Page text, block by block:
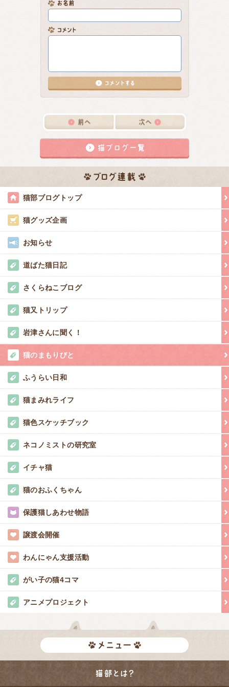
猫部ブログトップ
猫グッズ企画
お知らせ
道ばた猫日記
さくらねこブログ
猫又トリップ
岩津さんに聞く！
猫のまもりびと
ふうらい日和
猫まみれライフ
猫色スケッチブック
ネコノミストの研究室
イチャ猫
猫のおふくちゃん
保護猫しあわせ物語
譲渡会開催
わんにゃん支援活動
がい子の猫4コマ
アニメプロジェクト